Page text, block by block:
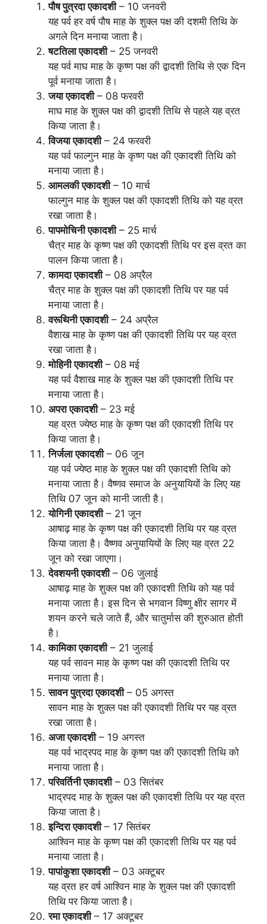
पौष पुत्रदा एकादशी– 10 जनवरी
यह पर्व हर वर्ष पौष माह के शुक्ल पक्ष की दशमी तिथि के
अगले दिन मनाया जाता है।
षटतिला एकादशी– 25 जनवरी
यह पर्व माघ माह के कृष्ण पक्ष की द्वादशी तिथि से एक दिन
पूर्व मनाया जाता है।
जया एकादशी– 08 फरवरी
माघ माह के शुक्ल पक्ष की द्वादशी तिथि से पहले यह व्रत
किया जाता है।
विजया एकादशी– 24 फरवरी
यह पर्व फाल्गुन माह के कृष्ण पक्ष की एकादशी तिथि को
मनाया जाता है।
आमलकी एकादशी– 10 मार्च
फाल्गुन माह के शुक्ल पक्ष की एकादशी तिथि को यह व्रत
रखा जाता है।
पापमोचिनी एकादशी– 25 मार्च
चैत्र माह के कृष्ण पक्ष की एकादशी तिथि पर इस व्रत का
पालन किया जाता है।
कामदा एकादशी– 08 अप्रैल
चैत्र माह के शुक्ल पक्ष की एकादशी तिथि पर यह पर्व
मनाया जाता है।
वरूथिनी एकादशी– 24 अप्रैल
वैशाख माह के कृष्ण पक्ष की एकादशी तिथि पर यह व्रत
रखा जाता है।
मोहिनी एकादशी– 08 मई
यह पर्व वैशाख माह के शुक्ल पक्ष की एकादशी तिथि पर
मनाया जाता है।
अपरा एकादशी– 23 मई
यह व्रत ज्येष्ठ माह के कृष्ण पक्ष की एकादशी तिथि पर
किया जाता है।
निर्जला एकादशी– 06 जून
यह पर्व ज्येष्ठ माह के शुक्ल पक्ष की एकादशी तिथि को
मनाया जाता है। वैष्णव समाज के अनुयायियों के लिए यह
तिथि 07 जून को मानी जाती है।
योगिनी एकादशी– 21 जून
आषाढ़ माह के कृष्ण पक्ष की एकादशी तिथि पर यह व्रत
किया जाता है। वैष्णव अनुयायियों के लिए यह व्रत 22
जून को रखा जाएगा।
देवशयनी एकादशी– 06 जुलाई
आषाढ़ माह के शुक्ल पक्ष की एकादशी तिथि को यह पर्व
मनाया जाता है। इस दिन से भगवान विष्णु क्षीर सागर में
शयन करने चले जाते हैं, और चातुर्मास की शुरुआत होती
है।
कामिका एकादशी– 21 जुलाई
यह पर्व सावन माह के कृष्ण पक्ष की एकादशी तिथि पर
मनाया जाता है।
सावन पुत्रदा एकादशी– 05 अगस्त
सावन माह के शुक्ल पक्ष की एकादशी तिथि पर यह व्रत
रखा जाता है।
अजा एकादशी– 19 अगस्त
यह पर्व भाद्रपद माह के कृष्ण पक्ष की एकादशी तिथि को
मनाया जाता है।
परिवर्तिनी एकादशी– 03 सितंबर
भाद्रपद माह के शुक्ल पक्ष की एकादशी तिथि पर यह व्रत
किया जाता है।
इन्दिरा एकादशी– 17 सितंबर
आश्विन माह के कृष्ण पक्ष की एकादशी तिथि पर यह पर्व
मनाया जाता है।
पापांकुशा एकादशी– 03 अक्टूबर
यह व्रत हर वर्ष आश्विन माह के शुक्ल पक्ष की एकादशी
तिथि पर किया जाता है।
रमा एकादशी– 17 अक्टूबर